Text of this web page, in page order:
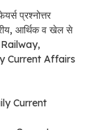
प्रश्नोत्तर
आर्थिक व खेल से
Railway,
Current Affairs
Current